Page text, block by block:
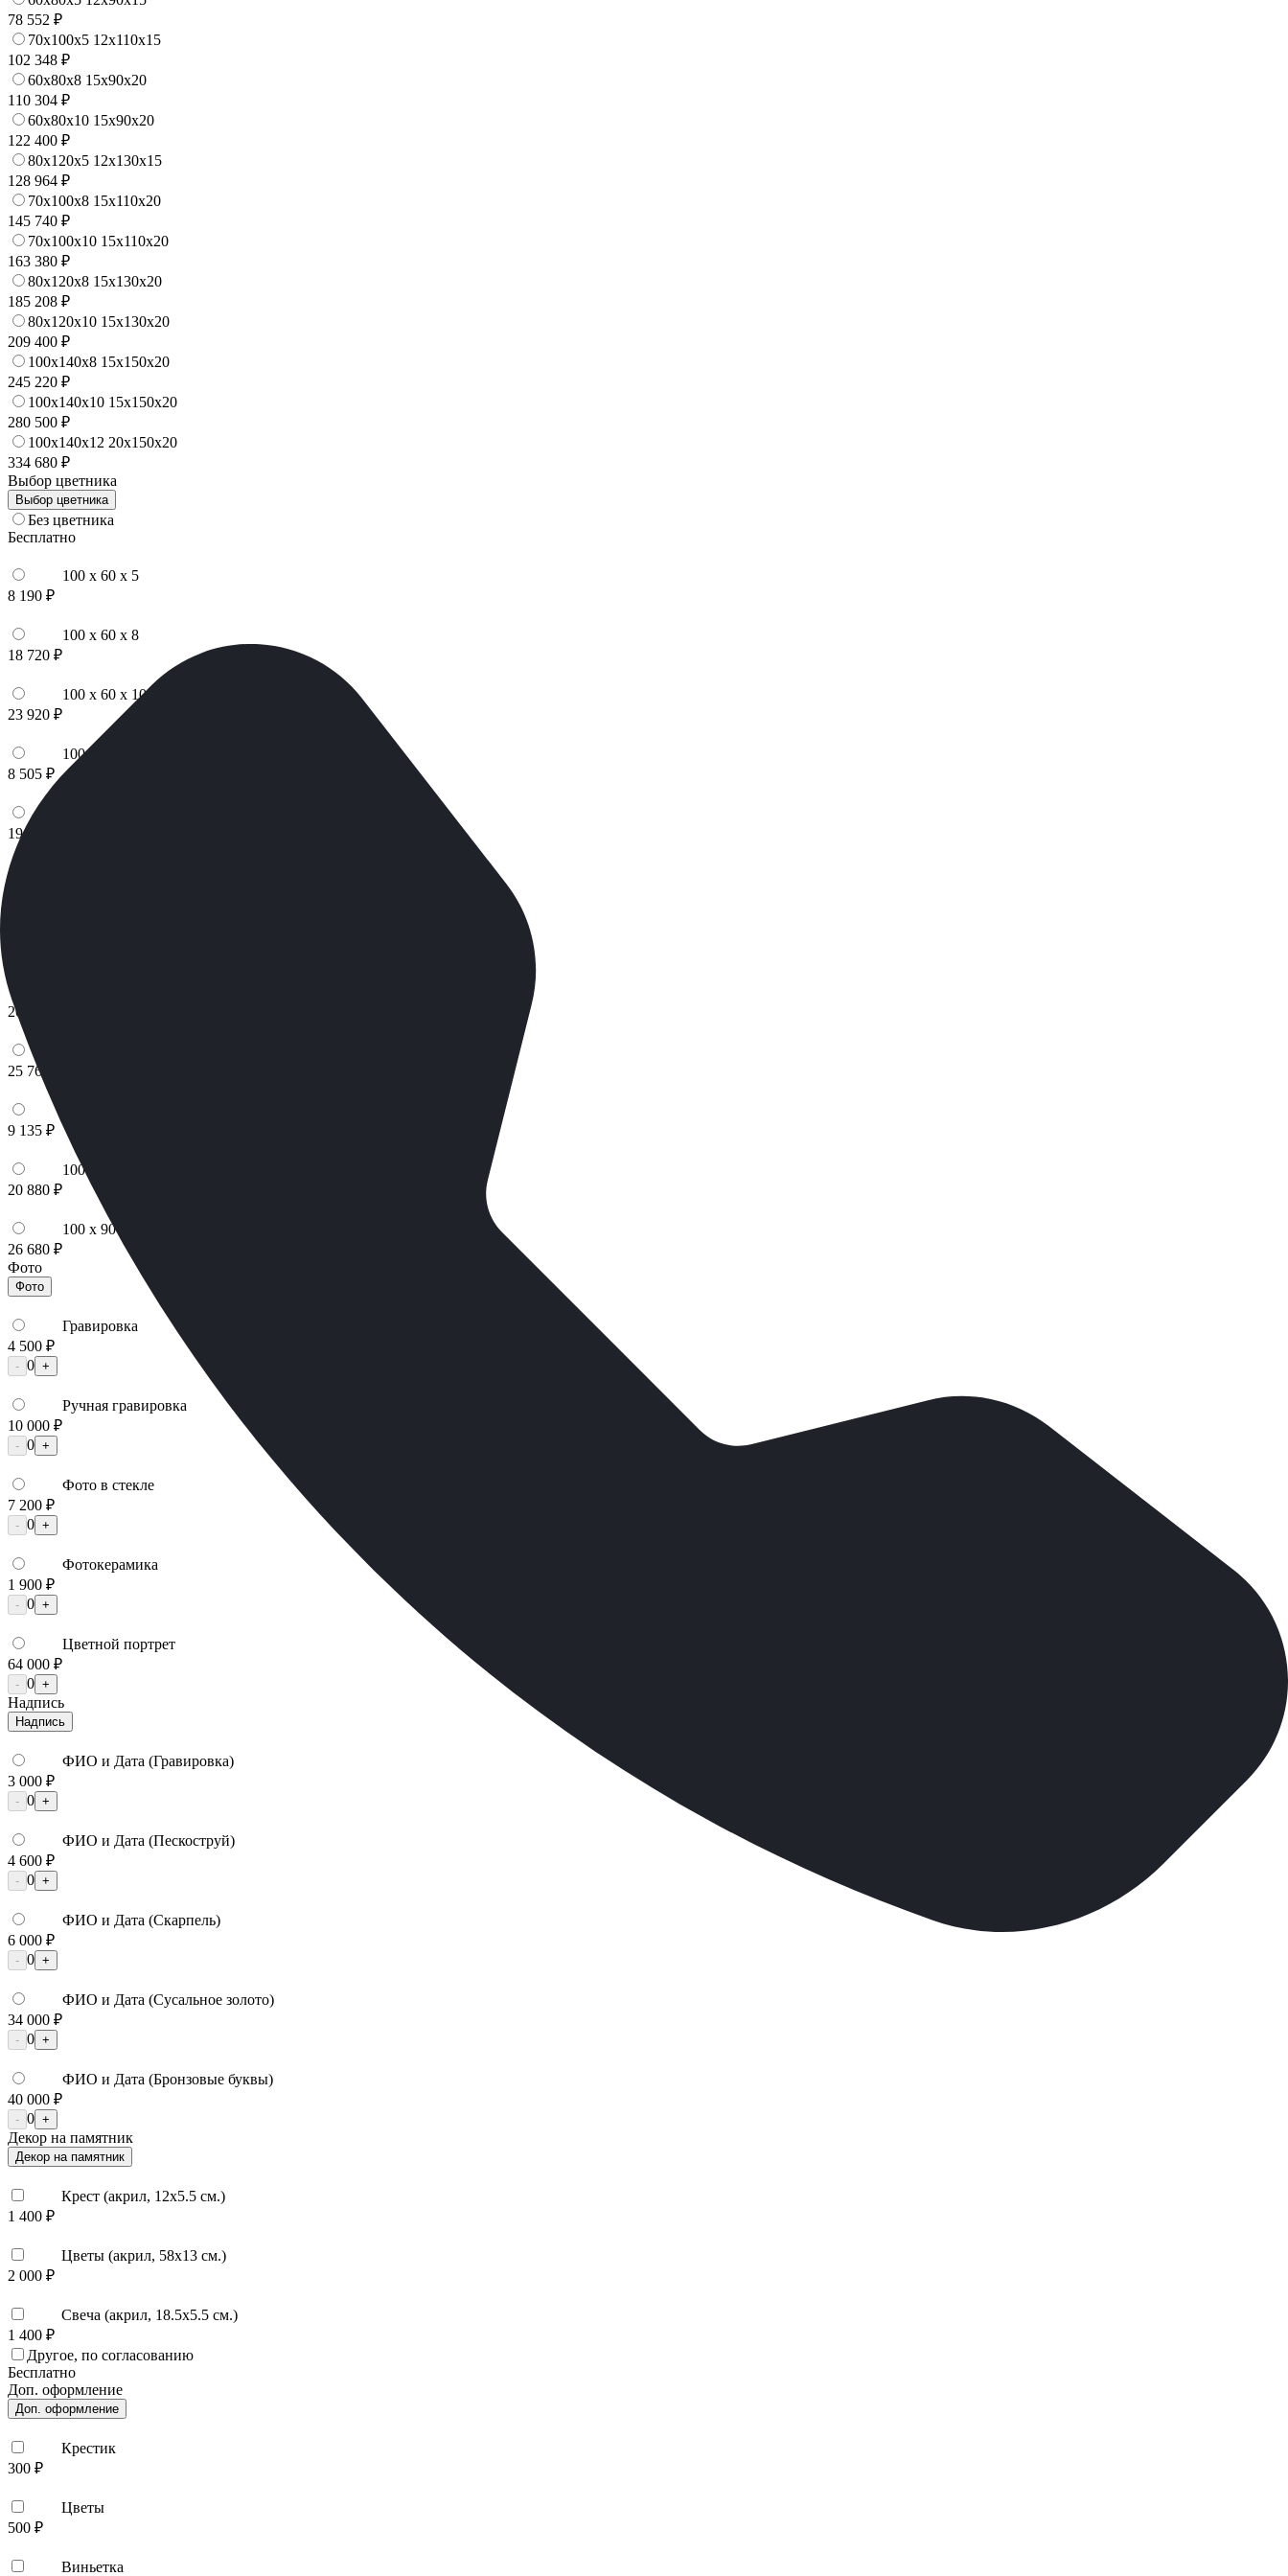
78 552 ₽
70x100x5 12x110x15
102 348 ₽
60x80x8 15x90x20
110 304 ₽
60x80x10 15x90x20
122 400 ₽
80x120x5 12x130x15
128 964 ₽
70x100x8 15x110x20
145 740 ₽
70x100x10 15x110x20
163 380 ₽
80x120x8 15x130x20
185 208 ₽
80x120x10 15x130x20
209 400 ₽
100x140x8 15x150x20
245 220 ₽
100x140x10 15x150x20
280 500 ₽
100x140x12 20x150x20
334 680 ₽
Выбор цветника
Выбор цветника
Без цветника
Бесплатно
100 x 60 x 5
8 190 ₽
100 x 60 x 8
18 720 ₽
100 x 60 x 10
23 920 ₽
100 x 70 x 5
8 505 ₽
19 440 ₽
20 160 ₽
25 760 ₽
9 135 ₽
100 x 90 x 8
20 880 ₽
100 x 90 x 10
26 680 ₽
Фото
Фото
Гравировка
4 500 ₽
- 0 +
Ручная гравировка
10 000 ₽
- 0 +
Фото в стекле
7 200 ₽
- 0 +
Фотокерамика
1 900 ₽
- 0 +
Цветной портрет
64 000 ₽
- 0 +
Надпись
Надпись
ФИО и Дата (Гравировка)
3 000 ₽
- 0 +
ФИО и Дата (Пескоструй)
4 600 ₽
- 0 +
ФИО и Дата (Скарпель)
6 000 ₽
- 0 +
ФИО и Дата (Сусальное золото)
34 000 ₽
- 0 +
ФИО и Дата (Бронзовые буквы)
40 000 ₽
- 0 +
Декор на памятник
Декор на памятник
Крест (акрил, 12х5.5 см.)
1 400 ₽
Цветы (акрил, 58х13 см.)
2 000 ₽
Свеча (акрил, 18.5х5.5 см.)
1 400 ₽
Другое, по согласованию
Бесплатно
Доп. оформление
Доп. оформление
Крестик
300 ₽
Цветы
500 ₽
Виньетка